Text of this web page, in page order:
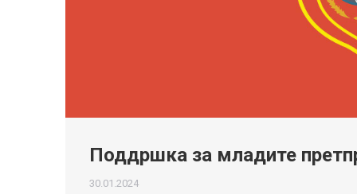
Поддршка за младите
30.01.2024